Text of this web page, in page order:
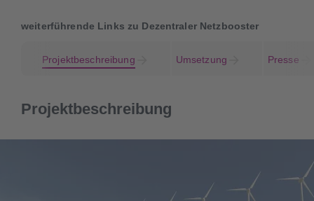
weiterführende Links zu Dezentraler Netzbooster
Projektbeschreibung Umsetzung Presse
Projektbeschreibung